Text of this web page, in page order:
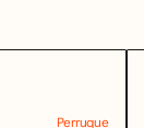
Perruque